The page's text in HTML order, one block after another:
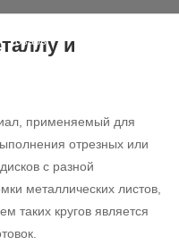
товары
и
применяемый для
отрезных или
с разной
металлических листов,
таких кругов является